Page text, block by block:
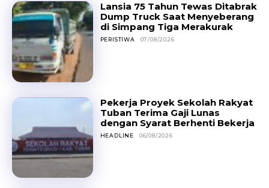
Lansia 75 Tahun Tewas Ditabrak
Dump Truck Saat Menyeberang
di Simpang Tiga Merakurak
PERISTIWA 07/08/2026
Pekerja Proyek Sekolah Rakyat
Tuban Terima Gaji Lunas
dengan Syarat Berhenti Bekerja
HEADLINE 06/08/2026